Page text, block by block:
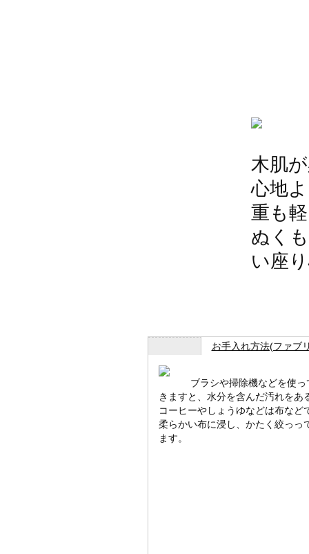
木肌
心地
重も
ぬく
い座
お手入れ方法(ファブ
ブラシや掃除機などを使
きますと、水分を含んだ汚れをあ
コーヒーやしょうゆなどは布な
柔らかい布に浸し、かたく絞っっ
ます。